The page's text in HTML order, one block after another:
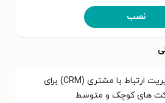
نصب
مدیریت ارتباط با مشتری (CRM) برای
های کوچک و متوسط